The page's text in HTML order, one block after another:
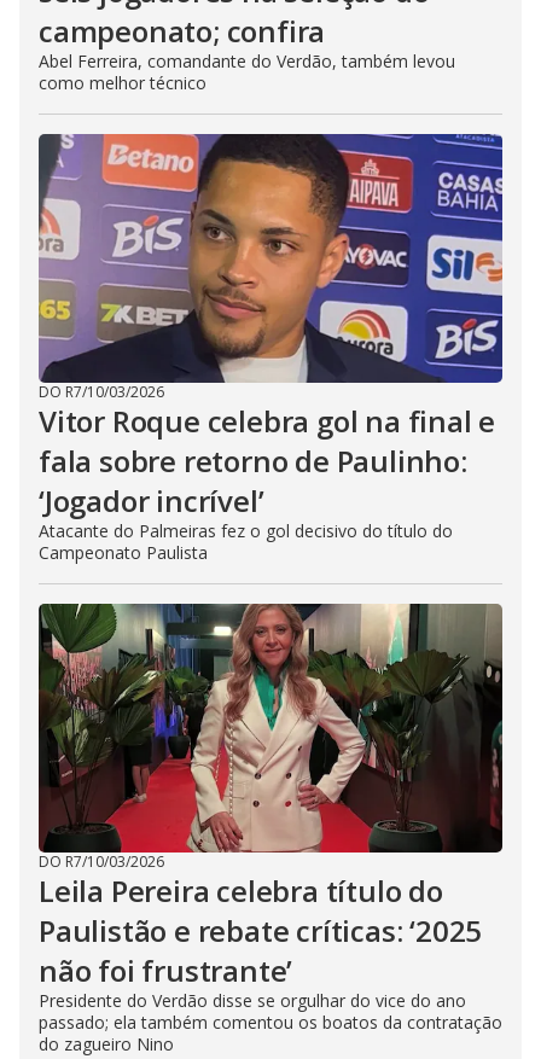
campeonato; confira
Abel Ferreira, comandante do Verdão, também levou
como melhor técnico
DO R7/10/03/2026
Vitor Roque celebra gol na final e
fala sobre retorno de Paulinho:
‘Jogador incrível’
Atacante do Palmeiras fez o gol decisivo do título do
Campeonato Paulista
DO R7/10/03/2026
Leila Pereira celebra título do
Paulistão e rebate críticas: ‘2025
não foi frustrante’
Presidente do Verdão disse se orgulhar do vice do ano
passado; ela também comentou os boatos da contratação
do zagueiro Nino